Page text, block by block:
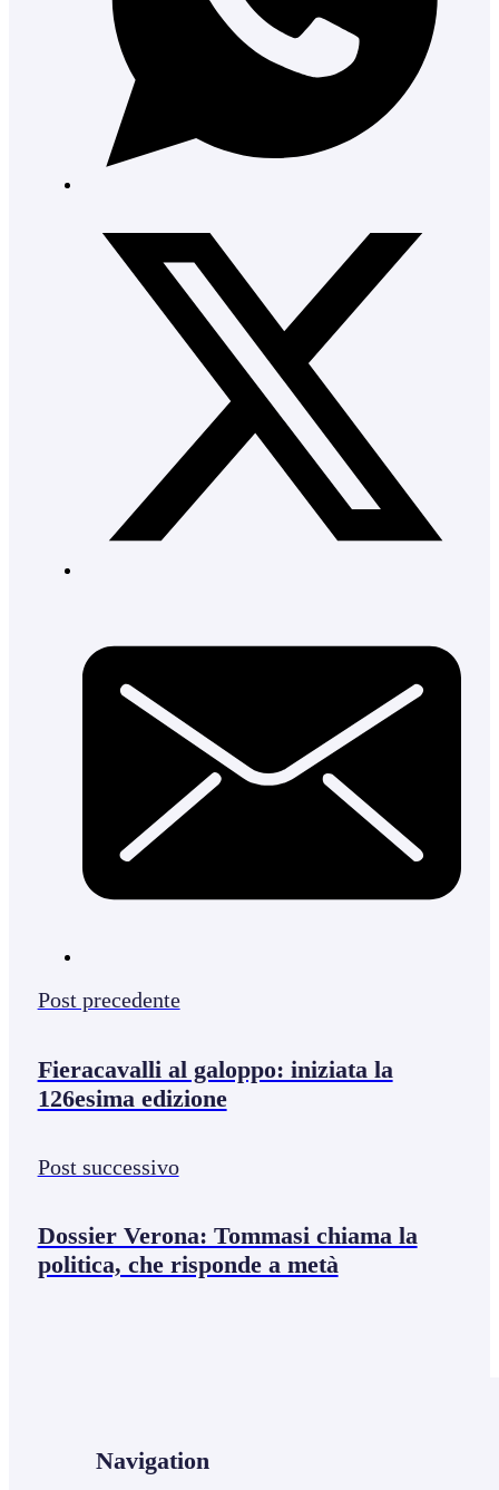
Post precedente
Fieracavalli al galoppo: iniziata la
126esima edizione
Post successivo
Dossier Verona: Tommasi chiama la
politica, che risponde a metà
Navigation